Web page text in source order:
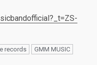
records
GMM MUSIC